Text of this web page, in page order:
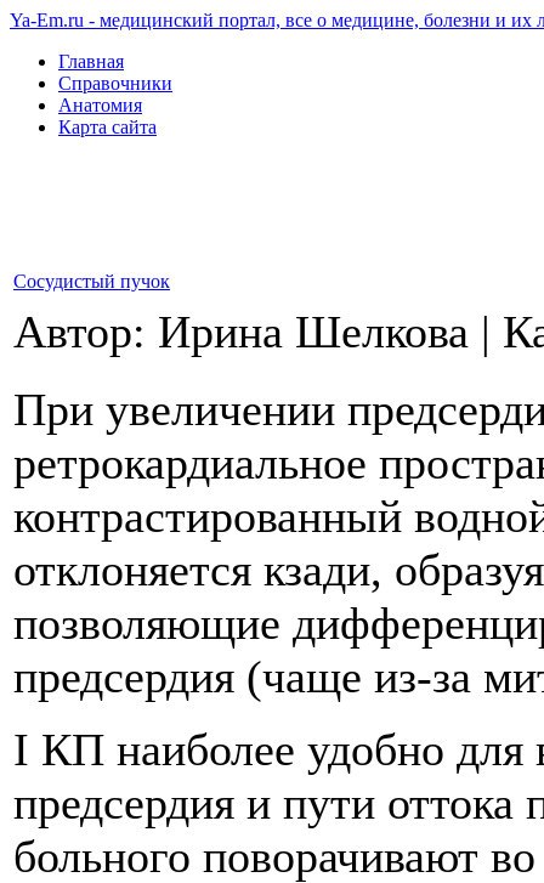
Ya-Em.ru - медицинский портал, все о медицине, болезни и их
Главная
Справочники
Анатомия
Карта сайта
Сосудистый пучок
Автор: Ирина Шелкова |
При увеличении
ретрокардиальное
контрастированный
отклоняется кзади,
позволяющие
предсердия (чаще из-за
I КП наиболее удобно для
предсердия и пути оттока
больного поворачивают